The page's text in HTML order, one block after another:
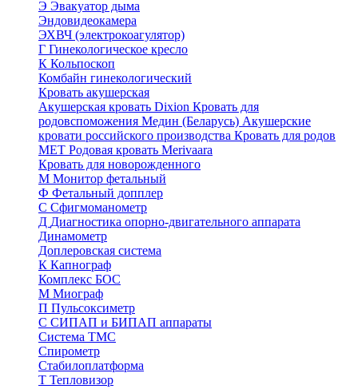
Э Эвакуатор дыма
Эндовидеокамера
ЭХВЧ (электрокоагулятор)
Г Гинекологическое кресло
К Кольпоскоп
Комбайн гинекологический
Кровать акушерская
Акушерская кровать Dixion Кровать для
родовспоможения Медин (Беларусь) Акушерские
кровати российского производства Кровать для родов
МЕТ Родовая кровать Merivaara
Кровать для новорожденного
М Монитор фетальный
Ф Фетальный допплер
C Cфигмоманометр
Д Диагностика опорно-двигательного аппарата
Динамометр
Доплеровская система
К Капнограф
Комплекс БОС
М Миограф
П Пульсоксиметр
С СИПАП и БИПАП аппараты
Система ТМС
Спирометр
Стабилоплатформа
Т Тепловизор